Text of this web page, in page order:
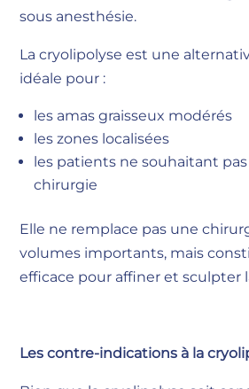
sous anesthésie.
La cryolipolyse est une
idéale pour :
les amas graisseux modérés
les zones localisées
les patients ne souhaitant pas
chirurgie
Elle ne remplace pas une
volumes importants, mais
efficace pour affiner et sculpter
Les contre-indications à la